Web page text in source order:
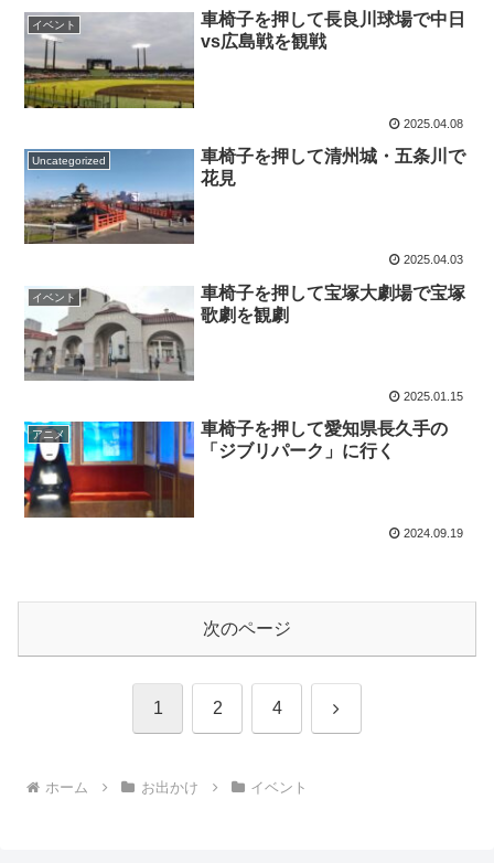
イベント
車椅子を押して長良川球場で中日
vs広島戦を観戦
2025.04.08
Uncategorized
車椅子を押して清州城・五条川で
花見
2025.04.03
イベント
車椅子を押して宝塚大劇場で宝塚
歌劇を観劇
2025.01.15
アニメ
車椅子を押して愛知県長久手の
「ジブリパーク」に行く
2024.09.19
次のページ
1 2 4 次
ホーム お出かけ イベント